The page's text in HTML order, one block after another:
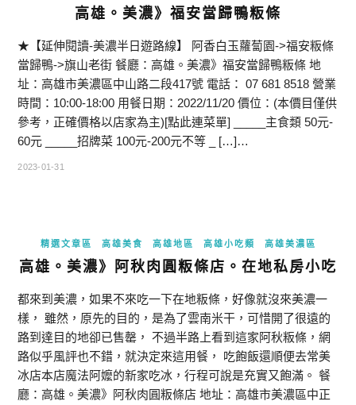
高雄。美濃》福安當歸鴨粄條
★【延伸閱讀-美濃半日遊路線】 阿香白玉蘿蔔園->福安粄條
當歸鴨->旗山老街 餐廳：高雄。美濃》福安當歸鴨粄條 地
址：高雄市美濃區中山路二段417號 電話： 07 681 8518 營業
時間：10:00-18:00 用餐日期：2022/11/20 價位：(本價目僅供
參考，正確價格以店家為主)[點此連菜單] _____主食類 50元-
60元 _____招牌菜 100元-200元不等 _ […]…
2023-01-31
精選文章區 高雄美食 高雄地區 高雄小吃類 高雄美濃區
高雄。美濃》阿秋肉圓粄條店。在地私房小吃
都來到美濃，如果不來吃一下在地粄條，好像就沒來美濃一
樣， 雖然，原先的目的，是為了雲南米干，可惜開了很遠的
路到達目的地卻已售罄， 不過半路上看到這家阿秋粄條，網
路似乎風評也不錯，就決定來這用餐， 吃飽飯還順便去常美
冰店本店魔法阿嬤的新家吃冰，行程可說是充實又飽滿。 餐
廳：高雄。美濃》阿秋肉圓粄條店 地址：高雄市美濃區中正